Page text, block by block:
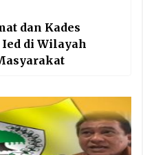
dan Kades
di Wilayah